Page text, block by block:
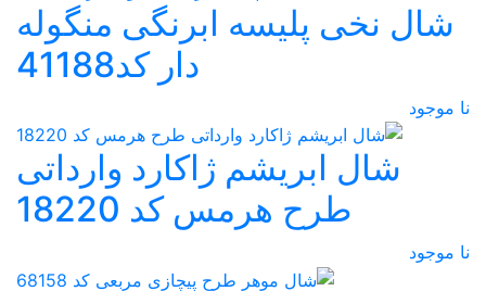
شال نخی پلیسه ابرنگی منگوله
دار کد41188
نا موجود
شال ابریشم ژاکارد وارداتی
طرح هرمس کد 18220
نا موجود